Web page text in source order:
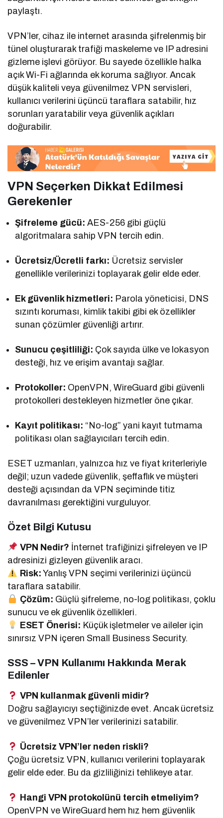
paylaştı.
VPN’ler, cihaz ile internet arasında şifrelenmiş bir
tünel oluşturarak trafiği maskeleme ve IP adresini
gizleme işlevi görüyor. Bu sayede özellikle halka
açık Wi-Fi ağlarında ek koruma sağlıyor. Ancak
düşük kaliteli veya güvenilmez VPN servisleri,
kullanıcı verilerini üçüncü taraflara satabilir, hız
sorunları yaratabilir veya güvenlik açıkları
doğurabilir.
VPN Seçerken Dikkat Edilmesi
Gerekenler
Şifreleme gücü: AES-256 gibi güçlü
algoritmalara sahip VPN tercih edin.
Ücretsiz/Ücretli farkı: Ücretsiz servisler
genellikle verilerinizi toplayarak gelir elde eder.
Ek güvenlik hizmetleri: Parola yöneticisi, DNS
sızıntı koruması, kimlik takibi gibi ek özellikler
sunan çözümler güvenliği artırır.
Sunucu çeşitliliği: Çok sayıda ülke ve lokasyon
desteği, hız ve erişim avantajı sağlar.
Protokoller: OpenVPN, WireGuard gibi güvenli
protokolleri destekleyen hizmetler öne çıkar.
Kayıt politikası: “No-log” yani kayıt tutmama
politikası olan sağlayıcıları tercih edin.
ESET uzmanları, yalnızca hız ve fiyat kriterleriyle
değil; uzun vadede güvenlik, şeffaflık ve müşteri
desteği açısından da VPN seçiminde titiz
davranılması gerektiğini vurguluyor.
Özet Bilgi Kutusu
VPN Nedir? İnternet trafiğinizi şifreleyen ve IP
adresinizi gizleyen güvenlik aracı.
Risk: Yanlış VPN seçimi verilerinizi üçüncü
taraflara satabilir.
Çözüm: Güçlü şifreleme, no-log politikası, çoklu
sunucu ve ek güvenlik özellikleri.
ESET Önerisi: Küçük işletmeler ve aileler için
sınırsız VPN içeren Small Business Security.
SSS – VPN Kullanımı Hakkında Merak
Edilenler
VPN kullanmak güvenli midir?
Doğru sağlayıcıyı seçtiğinizde evet. Ancak ücretsiz
ve güvenilmez VPN’ler verilerinizi satabilir.
Ücretsiz VPN’ler neden riskli?
Çoğu ücretsiz VPN, kullanıcı verilerini toplayarak
gelir elde eder. Bu da gizliliğinizi tehlikeye atar.
Hangi VPN protokolünü tercih etmeliyim?
OpenVPN ve WireGuard hem hız hem güvenlik